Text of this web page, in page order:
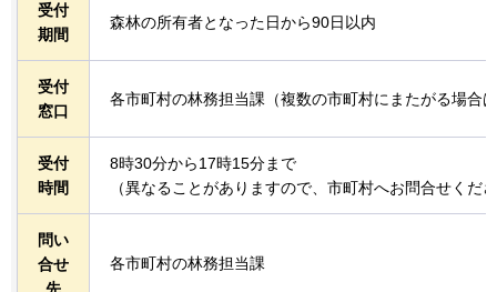
受付
期間
森林の所有者となった日から90日以内
受付
窓口
各市町村の林務担当課（複数の市町村にまたがる場合
受付
時間
8時30分から17時15分まで
（異なることがありますので、市町村へお問合せくだ
問い
合せ
各市町村の林務担当課